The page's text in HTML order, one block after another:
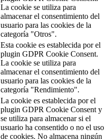
La cookie se utiliza para
almacenar el consentimiento del
usuario para las cookies de la
categoría "Otros".
Esta cookie es establecida por el
plugin GDPR Cookie Consent.
La cookie se utiliza para
almacenar el consentimiento del
usuario para las cookies de la
categoría "Rendimiento".
La cookie es establecida por el
plugin GDPR Cookie Consent y
se utiliza para almacenar si el
usuario ha consentido o no el uso
de cookies. No almacena ningún